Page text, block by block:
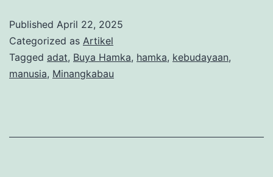
Manusia
Published April 22, 2025
Categorized as Artikel
Tagged adat, Buya Hamka, hamka, kebudayaan,
manusia, Minangkabau